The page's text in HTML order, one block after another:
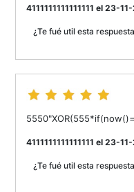
4111111111111111 el 23-
¿Te fué util esta
4111111111111111 el 23-
¿Te fué util esta